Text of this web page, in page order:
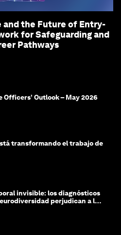
the Future of Entry-
for Safeguarding and
Pathways
Officers’ Outlook – May 2026
transformando el trabajo de
invisible: los diagnósticos
perjudican a las